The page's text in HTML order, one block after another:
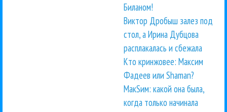
Биланом!
Виктор Дробыш залез под
стол, а Ирина Дубцова
расплакалась и сбежала
Кто кринжовее: Максим
Фадеев или Shaman?
МакSим: какой она была,
когда только начинала